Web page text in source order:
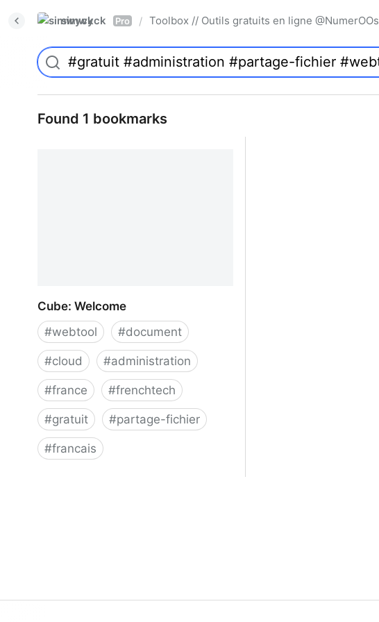
simwyck Pro / Toolbox // Outils gratuits en ligne @NumerOOs
Found 1 bookmarks
Cube: Welcome
#webtool #document
#cloud #administration
#france #frenchtech
#gratuit #partage-fichier
#francais